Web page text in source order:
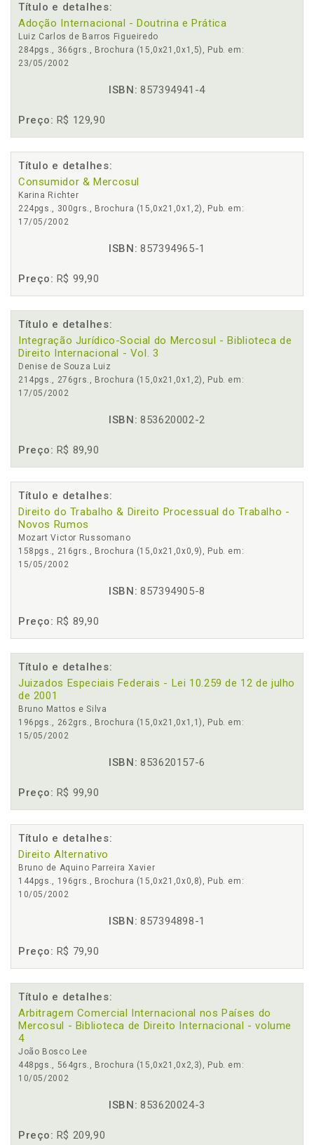
Título e detalhes:
Adoção Internacional - Doutrina e Prática
Luiz Carlos de Barros Figueiredo
284pgs., 366grs., Brochura (15,0x21,0x1,5), Pub. em:
23/05/2002
ISBN: 857394941-4
Preço: R$ 129,90
Título e detalhes:
Consumidor & Mercosul
Karina Richter
224pgs., 300grs., Brochura (15,0x21,0x1,2), Pub. em:
17/05/2002
ISBN: 857394965-1
Preço: R$ 99,90
Título e detalhes:
Integração Jurídico-Social do Mercosul - Biblioteca de
Direito Internacional - Vol. 3
Denise de Souza Luiz
214pgs., 276grs., Brochura (15,0x21,0x1,2), Pub. em:
17/05/2002
ISBN: 853620002-2
Preço: R$ 89,90
Título e detalhes:
Direito do Trabalho & Direito Processual do Trabalho -
Novos Rumos
Mozart Victor Russomano
158pgs., 216grs., Brochura (15,0x21,0x0,9), Pub. em:
15/05/2002
ISBN: 857394905-8
Preço: R$ 89,90
Título e detalhes:
Juizados Especiais Federais - Lei 10.259 de 12 de julho
de 2001
Bruno Mattos e Silva
196pgs., 262grs., Brochura (15,0x21,0x1,1), Pub. em:
15/05/2002
ISBN: 853620157-6
Preço: R$ 99,90
Título e detalhes:
Direito Alternativo
Bruno de Aquino Parreira Xavier
144pgs., 196grs., Brochura (15,0x21,0x0,8), Pub. em:
10/05/2002
ISBN: 857394898-1
Preço: R$ 79,90
Título e detalhes:
Arbitragem Comercial Internacional nos Países do
Mercosul - Biblioteca de Direito Internacional - volume
4
João Bosco Lee
448pgs., 564grs., Brochura (15,0x21,0x2,3), Pub. em:
10/05/2002
ISBN: 853620024-3
Preço: R$ 209,90